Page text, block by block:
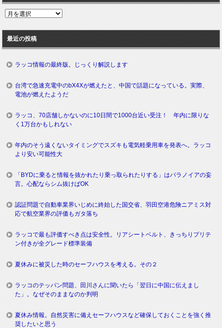
過
ロ
グ
最近の投稿
ラッコ情報の最終版。じっくり解説します
台湾で急速充電中のbX4Xが燃えたと、中国で話題になっている。実際、
電池が燃えたようだ
ラッコ、70店舗しかないのに10日間で1000台近い受注！ 年内に限りな
く1万台かもしれない
年内のそう遠くないタイミングでスズキも電気軽乗用車を発表へ。ラッコ
より安い可能性大
「BYDに乗ると情報を抜かれたり乗っ取られたりする」はパラノイアの妄
言。心配ならシム抜けばOK
認証問題で自動車業界いじめに終始した国交省、羽田空港危険ニアミス対
応で航空業界の評価もガタ落ち
ラッコで最も評価すべき点は安全性。リアシートベルト、きっちりプリテ
ン付きが全グレード標準装備
夏休みに被災した時のセーフハウスを考える。その２
ラッコのテッパン問題、田川さんに聞いたら「翌日に中国に伝えまし
た」。なぜそのままなのか判明
夏休み情報。自然災害に備えセーフハウスなど確保しておくことを強く推
奨したいと思う